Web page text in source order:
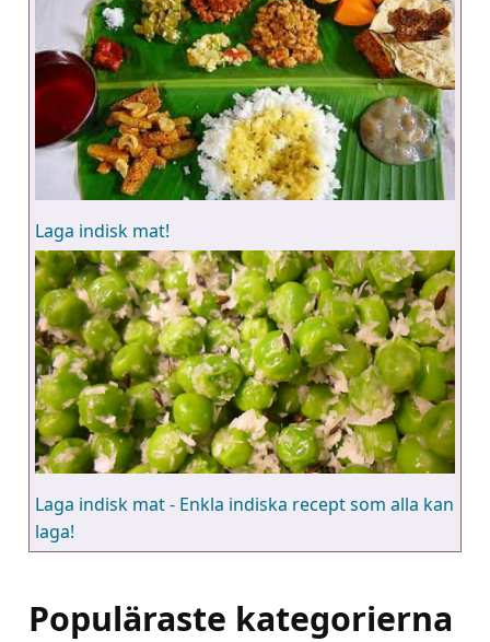
Laga indisk mat!
Laga indisk mat - Enkla indiska recept som alla kan
laga!
Populäraste kategorierna